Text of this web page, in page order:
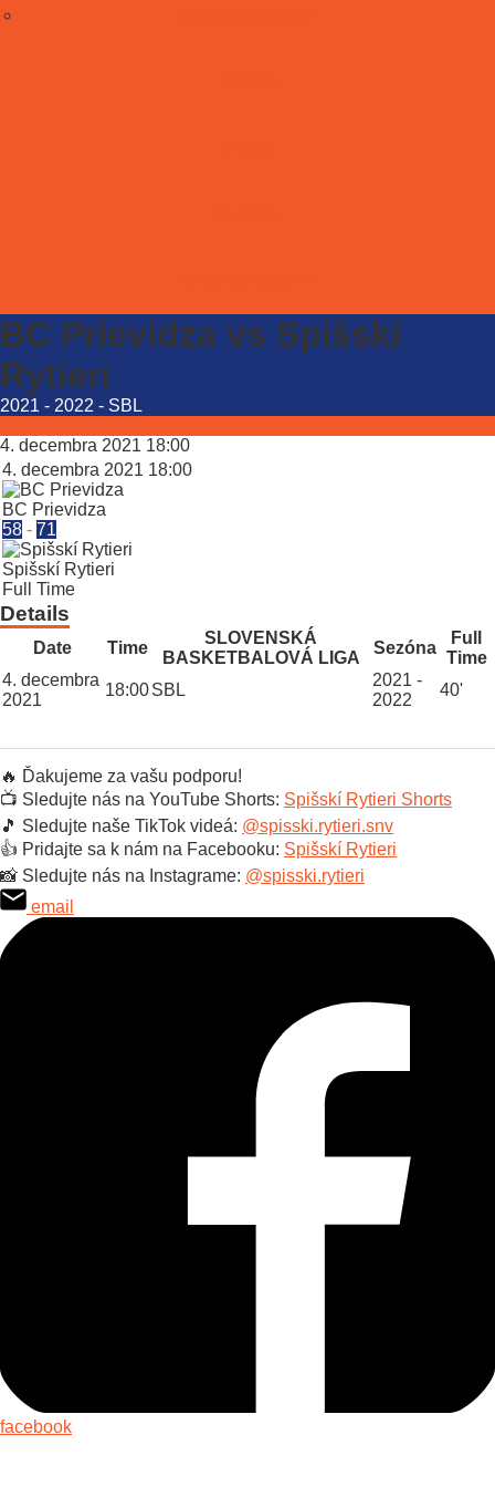
BC Prievidza vs Spišskí
Rytieri
2021 - 2022 - SBL
4. decembra 2021 18:00
4. decembra 2021 18:00
BC Prievidza
58 - 71
Spišskí Rytieri
Full Time
Details
Date Time
SLOVENSKÁ
BASKETBALOVÁ LIGA
Sezóna
Full
Time
4. decembra
2021
18:00SBL
2021 -
2022
40'
🔥 Ďakujeme za vašu podporu!
📺 Sledujte nás na YouTube Shorts: Spišskí Rytieri Shorts
🎵 Sledujte naše TikTok videá: @spisski.rytieri.snv
👍 Pridajte sa k nám na Facebooku: Spišskí Rytieri
📸 Sledujte nás na Instagrame: @spisski.rytieri
email
facebook